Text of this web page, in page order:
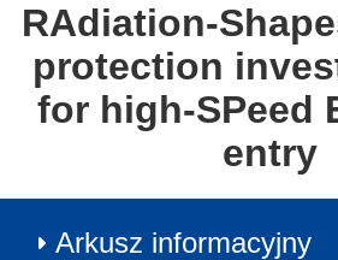
RAdiation-
protection
for high-SPeed
entry
Arkusz informacyjny